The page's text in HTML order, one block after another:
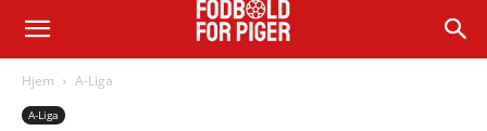
Hjem A-Liga
A-Liga